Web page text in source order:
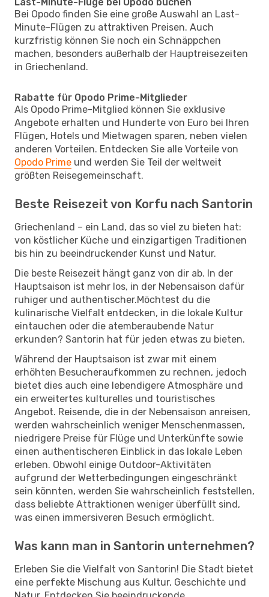
Bei Opodo finden Sie eine große Auswahl an Last-
Minute-Flügen zu attraktiven Preisen. Auch
kurzfristig können Sie noch ein Schnäppchen
machen, besonders außerhalb der Hauptreisezeiten
in Griechenland.
Rabatte für Opodo Prime-Mitglieder
Als Opodo Prime-Mitglied können Sie exklusive
Angebote erhalten und Hunderte von Euro bei Ihren
Flügen, Hotels und Mietwagen sparen, neben vielen
anderen Vorteilen. Entdecken Sie alle Vorteile von
Opodo Prime und werden Sie Teil der weltweit
größten Reisegemeinschaft.
Beste Reisezeit von Korfu nach Santorin
Griechenland – ein Land, das so viel zu bieten hat:
von köstlicher Küche und einzigartigen Traditionen
bis hin zu beeindruckender Kunst und Natur.
Die beste Reisezeit hängt ganz von dir ab. In der
Hauptsaison ist mehr los, in der Nebensaison dafür
ruhiger und authentischer.Möchtest du die
kulinarische Vielfalt entdecken, in die lokale Kultur
eintauchen oder die atemberaubende Natur
erkunden? Santorin hat für jeden etwas zu bieten.
Während der Hauptsaison ist zwar mit einem
erhöhten Besucheraufkommen zu rechnen, jedoch
bietet dies auch eine lebendigere Atmosphäre und
ein erweitertes kulturelles und touristisches
Angebot. Reisende, die in der Nebensaison anreisen,
werden wahrscheinlich weniger Menschenmassen,
niedrigere Preise für Flüge und Unterkünfte sowie
einen authentischeren Einblick in das lokale Leben
erleben. Obwohl einige Outdoor-Aktivitäten
aufgrund der Wetterbedingungen eingeschränkt
sein könnten, werden Sie wahrscheinlich feststellen,
dass beliebte Attraktionen weniger überfüllt sind,
was einen immersiveren Besuch ermöglicht.
Was kann man in Santorin unternehmen?
Erleben Sie die Vielfalt von Santorin! Die Stadt bietet
eine perfekte Mischung aus Kultur, Geschichte und